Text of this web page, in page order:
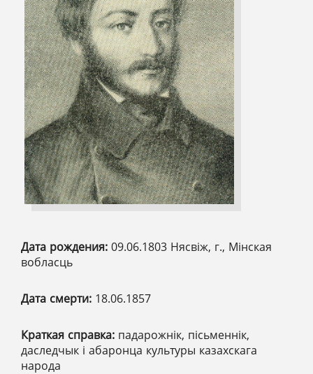
Дата рождения: 09.06.1803 Нясвіж, г., Мінская
вобласць
Дата смерти: 18.06.1857
Краткая справка: падарожнік, пісьменнік,
даследчык і абаронца культуры казахскага
народа